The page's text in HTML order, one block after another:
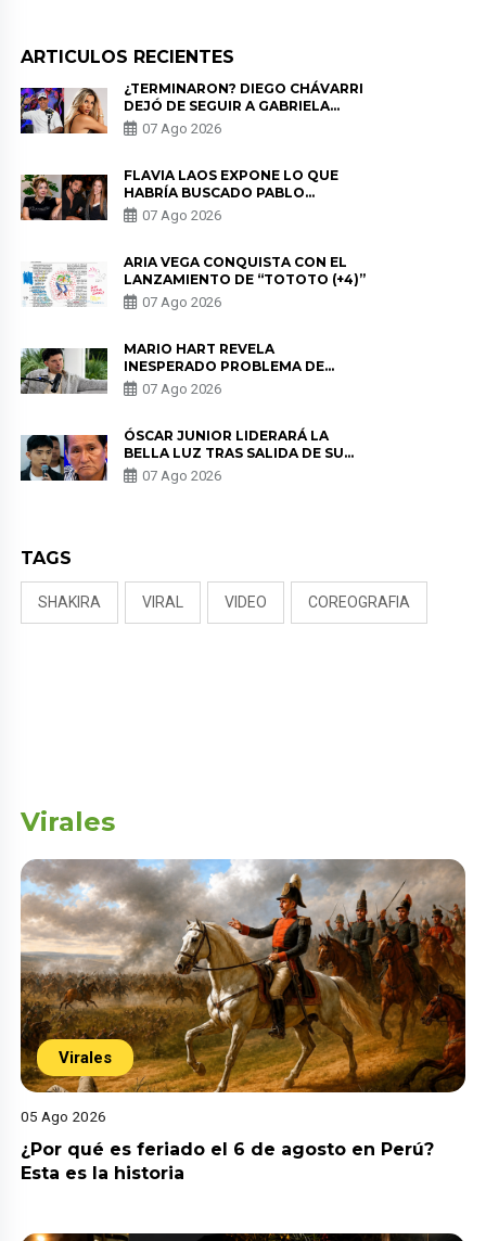
ARTICULOS RECIENTES
¿TERMINARON? DIEGO CHÁVARRI
DEJÓ DE SEGUIR A GABRIELA
HERRERA Y ANUNCIA SU SALIDA
DE PÓDCAST
07 Ago 2026
FLAVIA LAOS EXPONE LO QUE
HABRÍA BUSCADO PABLO
HEREDIA CON ALE FULLER: “UNA
DE LAS PARTES QUERÍA EL
07 Ago 2026
ARIA VEGA CONQUISTA CON EL
LANZAMIENTO DE “TOTOTO (+4)”
07 Ago 2026
MARIO HART REVELA
INESPERADO PROBLEMA DE
SALUD ANTES DE SEPARARSE DE
KORINA: “ME ENCONTRARON UN
07 Ago 2026
ÓSCAR JUNIOR LIDERARÁ LA
BELLA LUZ TRAS SALIDA DE SU
PADRE POR POLÉMICA CON
NALDY SALDAÑA
07 Ago 2026
TAGS
SHAKIRA VIRAL VIDEO COREOGRAFIA
Virales
Virales
05 Ago 2026
¿Por qué es feriado el 6 de agosto en Perú?
Esta es la historia